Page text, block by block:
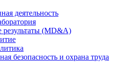
деятельность
(MD&A)
безопасность и охрана труда